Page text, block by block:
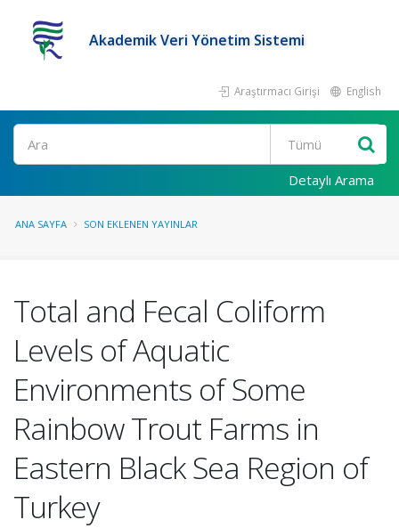
Akademik Veri Yönetim Sistemi
Araştırmacı Girişi English
Ara
Detaylı Arama
ANA SAYFA SON EKLENEN YAYINLAR
Total and Fecal Coliform
Levels of Aquatic
Environments of Some
Rainbow Trout Farms in
Eastern Black Sea Region of
Turkey